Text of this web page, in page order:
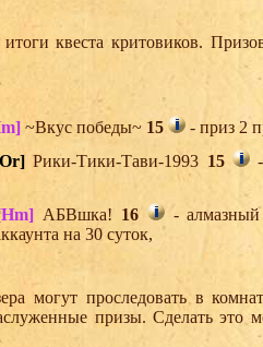
квеста критовиков.
~Вкус победы~ 15
- приз 2
Рики-Тики-Тави-1993 15
-
АБВшка! 16
- алмазный
на 30 суток,
могут проследовать в
призы. Сделать это